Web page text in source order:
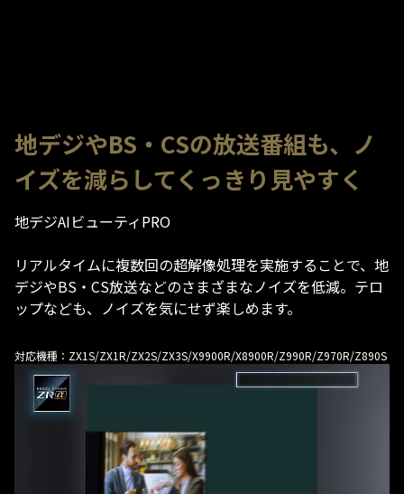
地デジやBS・CSの放送番組も、ノ
イズを減らしてくっきり見やすく
地デジAIビューティPRO
リアルタイムに複数回の超解像処理を実施することで、地
デジやBS・CS放送などのさまざまなノイズを低減。テロ
ップなども、ノイズを気にせず楽しめます。
対応機種：ZX1S/ZX1R/ZX2S/ZX3S/X9900R/X8900R/Z990R/Z970R/Z890S